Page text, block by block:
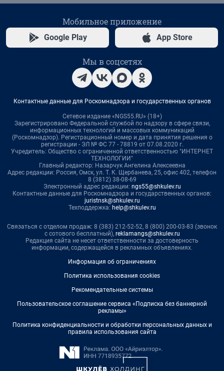
Мобильное приложение
Google Play App Store
Мы в соцсетях
Контактные данные для Роскомнадзора и государственных органов
Сетевое издание «NGS55.RU» (18+)
Зарегистрировано Федеральной службой по надзору в сфере связи,
информационных технологий и массовых коммуникаций
(Роскомнадзор). Регистрационный номер и дата принятия решения о
регистрации - ЭЛ № ФС 77 - 78819 от 07.08.2020 г.
Учредитель: Общество с ограниченной ответственностью "ИНТЕРНЕТ
ТЕХНОЛОГИИ"
Главный редактор: Назарчук Ангелина Алексеевна
Адрес редакции: Россия, Омск, ул. Т. К. Щербанева, 25, офис 402, телефон
8 (3812) 38-08-69
Электронный адрес редакции: ngs55@shkulev.ru
Контактные данные для Роскомнадзора и государственных органов:
juristnsk@shkulev.ru
Техподдержка: help@shkulev.ru
Связаться с отделом продаж: 8 (383) 212-52-52, 8 (800) 200-03-83 (звонок
с сотового бесплатный), reklamangs@shkulev.ru
Редакция сайта не несет ответственности за достоверность
информации, содержащейся в рекламных объявлениях.
Информация об ограничениях
Политика использования cookies
Рекомендательные системы
Пользовательское соглашение сервиса «Подписка без баннерной
рекламы»
Политика конфиденциальности и обработки персональных данных и
правила использования сайта